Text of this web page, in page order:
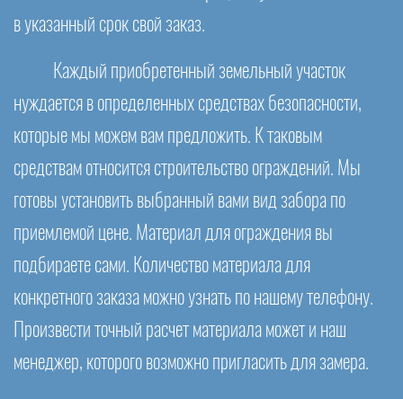
в указанный срок свой заказ.
Каждый приобретенный земельный участок
нуждается в определенных средствах безопасности,
которые мы можем вам предложить. К таковым
средствам относится строительство ограждений. Мы
готовы установить выбранный вами вид забора по
приемлемой цене. Материал для ограждения вы
подбираете сами. Количество материала для
конкретного заказа можно узнать по нашему телефону.
Произвести точный расчет материала может и наш
менеджер, которого возможно пригласить для замера.